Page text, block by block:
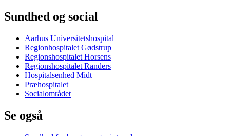
Sundhed og social
Aarhus Universitetshospital
Regionhospitalet Gødstrup
Regionshospitalet Horsens
Regionshospitalet Randers
Hospitalsenhed Midt
Præhospitalet
Socialområdet
Se også